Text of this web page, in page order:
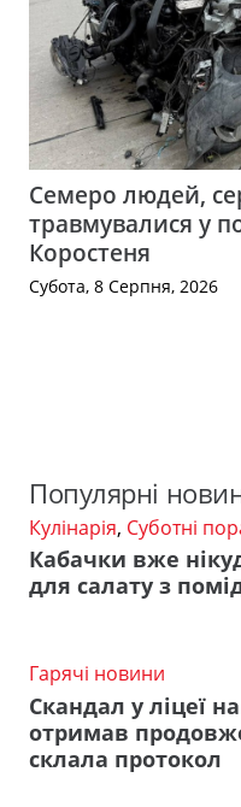
Семеро людей,
травмувалися у
Коростеня
Субота, 8 Серпня, 2026
Популярні
Кулінарія, Суботні
Кабачки вже
для салату з
Гарячі новини
Скандал у ліцеї
отримав
склала протокол